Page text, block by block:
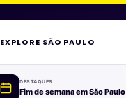
EXPLORE SÃO PAULO
DESTAQUES
Fim de semana em São Paulo